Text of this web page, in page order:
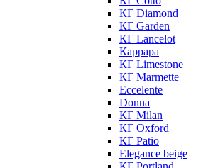
КГ Diamond
КГ Garden
КГ Lancelot
Каррара
КГ Limestone
КГ Marmette
Eccelente
Donna
КГ Milan
КГ Oxford
КГ Patio
Elegance beige